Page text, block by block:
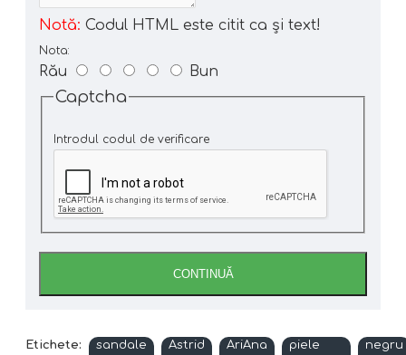
Notă: Codul HTML este citit ca şi text!
Nota:
Rău Bun
Captcha
Introdul codul de verificare
CONTINUĂ
Etichete:
sandale
Astrid
AriAna
piele
negru